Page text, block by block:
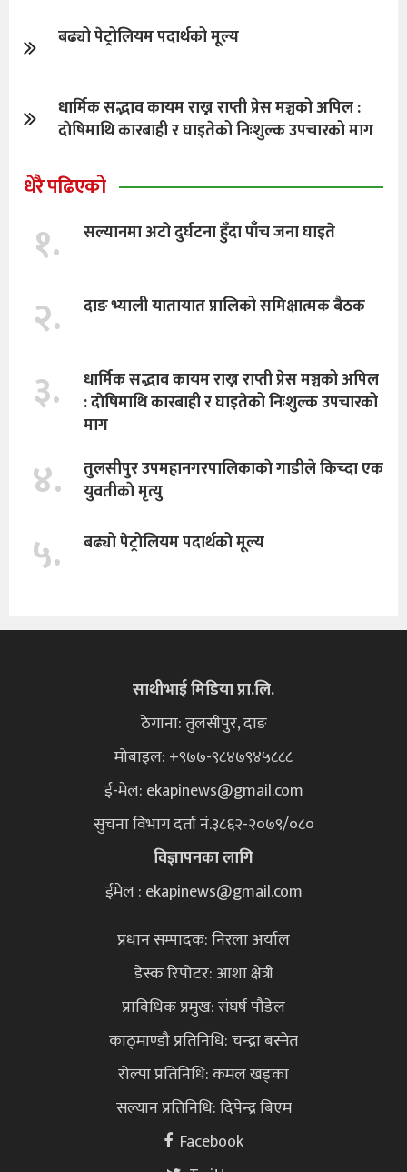
बढ्यो पेट्रोलियम पदार्थको मूल्य
धार्मिक सद्भाव कायम राख्न राप्ती प्रेस मञ्चको अपिल :
दाेषिमाथि कारबाही र घाइतेको निःशुल्क उपचारको माग
धेरै पढिएको
१. सल्यानमा अटो दुर्घटना हुँदा पाँच जना घाइते
२. दाङ भ्याली यातायात प्रालिको समिक्षात्मक बैठक
३.
धार्मिक सद्भाव कायम राख्न राप्ती प्रेस मञ्चको अपिल
: दाेषिमाथि कारबाही र घाइतेको निःशुल्क उपचारको
माग
४.
तुलसीपुर उपमहानगरपालिकाकाे गाडीले किच्दा एक
युवतीकाे मृत्यु
५. बढ्यो पेट्रोलियम पदार्थको मूल्य
साथीभाई मिडिया प्रा.लि.
ठेगाना: तुलसीपुर, दाङ
मोबाइल: +९७७-९८४७९४५८८८
ई-मेल: ekapinews@gmail.com
सुचना विभाग दर्ता नं.३८६२-२०७९/०८०
विज्ञापनका लागि
ईमेल : ekapinews@gmail.com
प्रधान सम्पादक: निरला अर्याल
डेस्क रिपोटर: आशा क्षेत्री
प्राविधिक प्रमुख: संघर्ष पौडेल
काठ्माण्डौ प्रतिनिधि: चन्द्रा बस्नेत
रोल्पा प्रतिनिधि: कमल खड्का
सल्यान प्रतिनिधि: दिपेन्द्र बिएम
Facebook